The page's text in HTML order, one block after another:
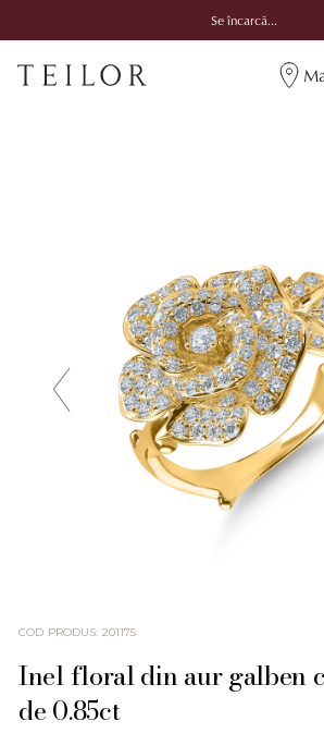
Se încarcă...
COD PRODUS: 201175
Inel floral din aur galben
de 0.85ct